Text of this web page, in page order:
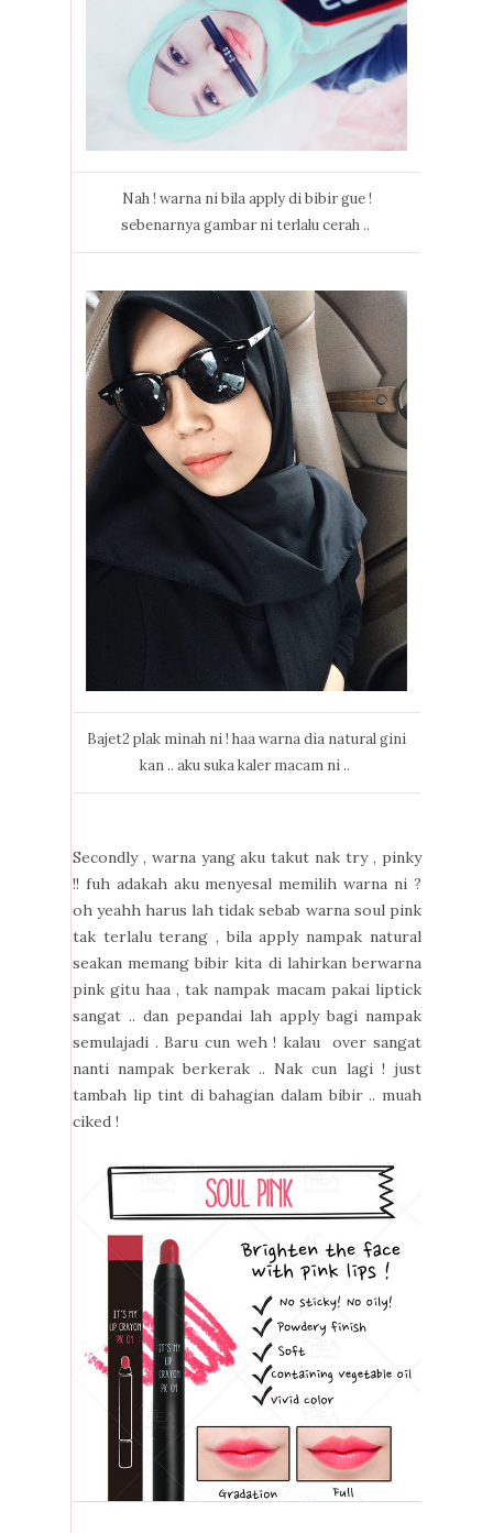
Nah ! warna ni bila apply di bibir gue !
sebenarnya gambar ni terlalu cerah ..
Bajet2 plak minah ni ! haa warna dia natural gini
kan .. aku suka kaler macam ni ..
Secondly , warna yang aku takut nak try , pinky
!! fuh adakah aku menyesal memilih warna ni ?
oh yeahh harus lah tidak sebab warna soul pink
tak terlalu terang , bila apply nampak natural
seakan memang bibir kita di lahirkan berwarna
pink gitu haa , tak nampak macam pakai liptick
sangat .. dan pepandai lah apply bagi nampak
semulajadi . Baru cun weh ! kalau over sangat
nanti nampak berkerak .. Nak cun lagi ! just
tambah lip tint di bahagian dalam bibir .. muah
ciked !